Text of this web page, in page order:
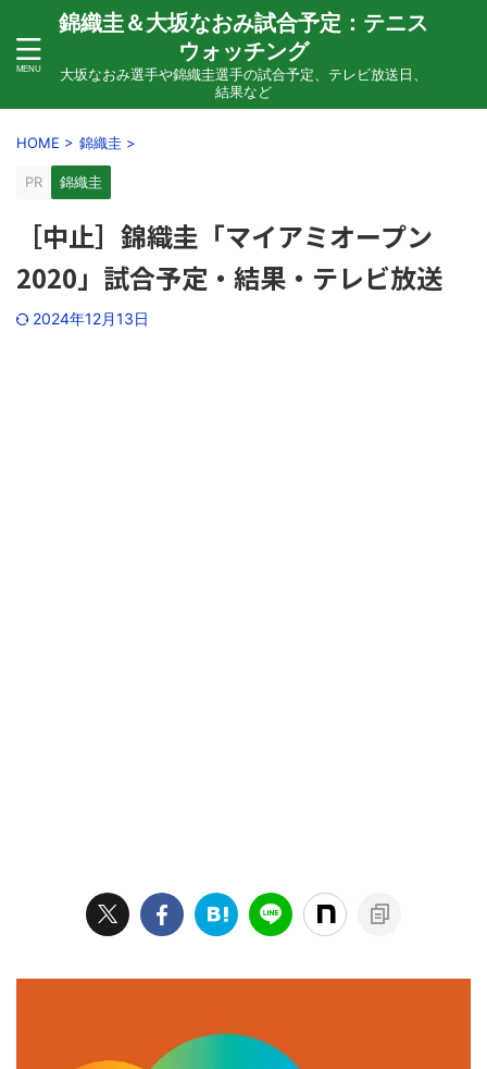
錦織圭＆大坂なおみ試合予定：テニス
ウォッチング
大坂なおみ選手や錦織圭選手の試合予定、テレビ放送日、
結果など
HOME > 錦織圭 >
PR 錦織圭
［中止］錦織圭「マイアミオープン
2020」試合予定・結果・テレビ放送
2024年12月13日